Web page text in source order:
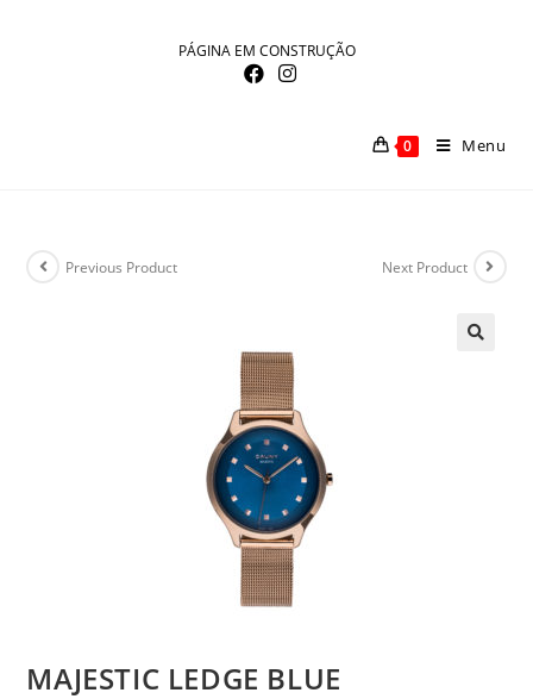
PÁGINA EM CONSTRUÇÃO
0 Menu
Previous Product Next Product
MAJESTIC LEDGE BLUE